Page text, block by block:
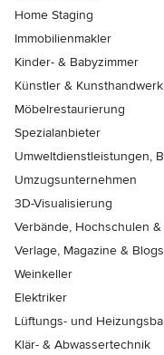
Home Staging
Immobilienmakler
Kinder- & Babyzimmer
Künstler & Kunsthandwerk
Möbelrestaurierung
Spezialanbieter
Umweltdienstleistungen,
Umzugsunternehmen
3D-Visualisierung
Verbände, Hochschulen
Verlage, Magazine & Blogs
Weinkeller
Elektriker
Lüftungs- und
Klär- & Abwassertechnik